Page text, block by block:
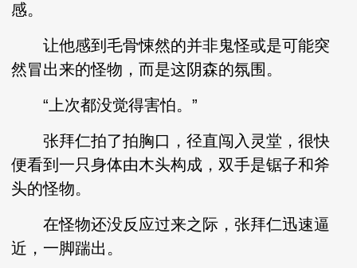
感。
让他感到毛骨悚然的并非鬼怪或是可能突
然冒出来的怪物，而是这阴森的氛围。
“上次都没觉得害怕。”
张拜仁拍了拍胸口，径直闯入灵堂，很快
便看到一只身体由木头构成，双手是锯子和斧
头的怪物。
在怪物还没反应过来之际，张拜仁迅速逼
近，一脚踹出。